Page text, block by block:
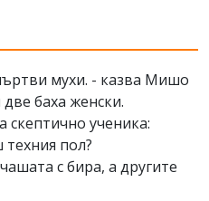
мухи. - казва Мишо
баха женски.
скептично ученика:
пол?
с бира, а другите